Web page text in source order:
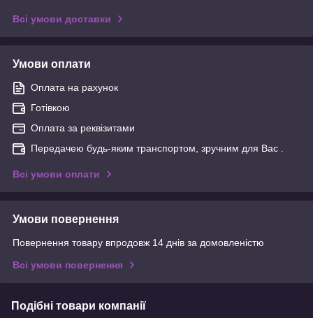
Всі умови доставки
Умови оплати
Оплата на рахунок
Готівкою
Оплата за реквізитами
Передачею будь-яким транспортом, зручним для Вас .
Всі умови оплати
Умови повернення
Повернення товару впродовж 14 днів за домовленістю
Всі умови повернення
Подібні товари компанії